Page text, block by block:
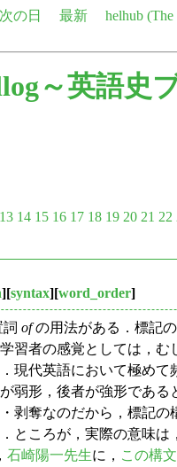
次の日 最新
helhub
～英語史
13 14 15 16 17 18 19 20 21 22
][syntax][word_order]
ofの用法がある．標記
習者の感覚としては，
現代英語において極め
弱形，後者が強形であ
剥奪なのだから，標記の
ところが，実際の意味は
石崎陽一先生に， この構